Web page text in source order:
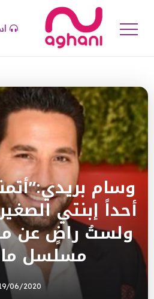
وسام
أحداً إبنتي
ولستُ راضٍ عن
مسلسل
06/2020